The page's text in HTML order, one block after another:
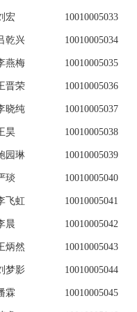
宏 10010005033
乾兴 10010005034
燕梅 10010005035
晋荣 10010005036
晓纯 10010005037
昊 10010005038
园琳 10010005039
琰 10010005040
飞虹 10010005041
晨 10010005042
炳然 10010005043
梦影 10010005044
霖 10010005045